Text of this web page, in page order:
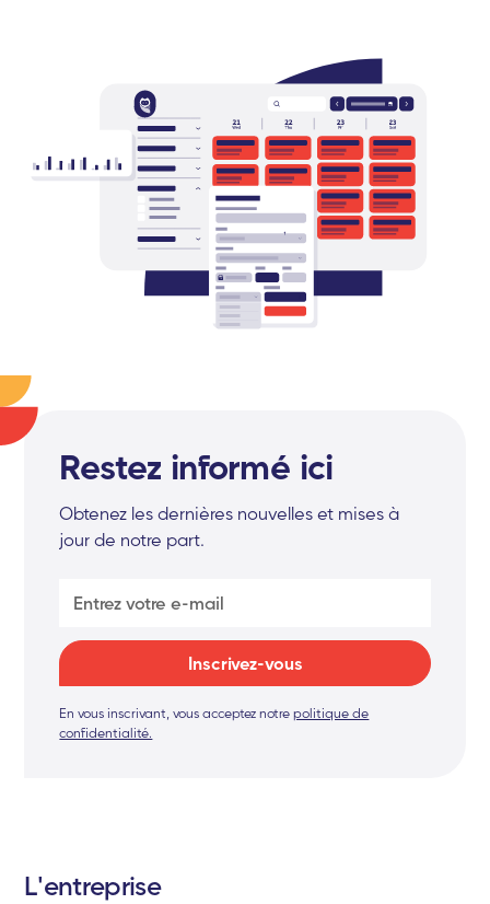
Restez informé ici
Obtenez les dernières nouvelles et mises à
jour de notre part.
En vous inscrivant, vous acceptez notrepolitique de
confidentialité.
L'entreprise